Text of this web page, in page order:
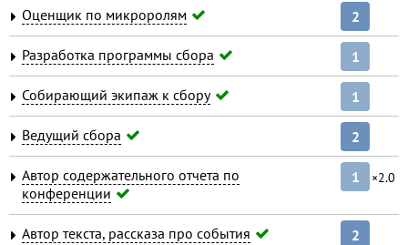
Оценщик по микроролям 2
Разработка программы сбора 1
Собирающий экипаж к сбору 1
Ведущий сбора 2
Автор содержательного отчета по
конференции
1 ×2.0
Автор текста, рассказа про события 2